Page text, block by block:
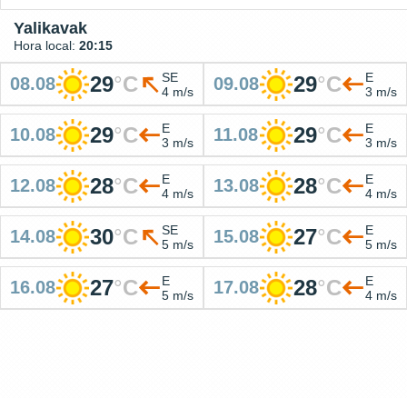
Yalikavak
Hora local: 20:15
08.08 29°C
SE
4 m/s
09.08 29°C
E
3 m/s
10.08 29°C
E
3 m/s
11.08 29°C
E
3 m/s
12.08 28°C
E
4 m/s
13.08 28°C
E
4 m/s
14.08 30°C
SE
5 m/s
15.08 27°C
E
5 m/s
16.08 27°C
E
5 m/s
17.08 28°C
E
4 m/s